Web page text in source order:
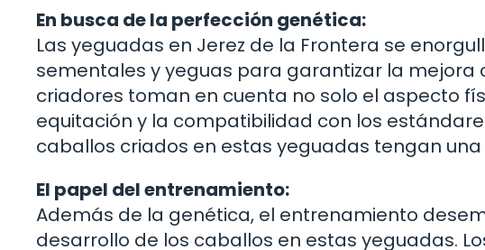
En busca de la perfección genética:
Las yeguadas en Jerez de la Frontera se
sementales y yeguas para garantizar la mejora
criadores toman en cuenta no solo el aspecto
equitación y la compatibilidad con los
caballos criados en estas yeguadas tengan
El papel del entrenamiento:
Además de la genética, el entrenamiento
desarrollo de los caballos en estas yeguadas.